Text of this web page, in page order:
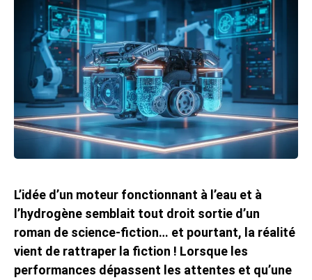
L’idée d’un moteur fonctionnant à l’eau et à
l’hydrogène semblait tout droit sortie d’un
roman de science-fiction… et pourtant, la réalité
vient de rattraper la fiction ! Lorsque les
performances dépassent les attentes et qu’une